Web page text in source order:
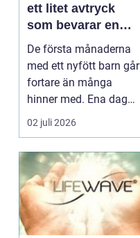
ett litet avtryck
som bevarar en
stor stund
De första månaderna
med ett nyfött barn går
fortare än många
hinner med. Ena dagen
ryms hela foten i...
02 juli 2026